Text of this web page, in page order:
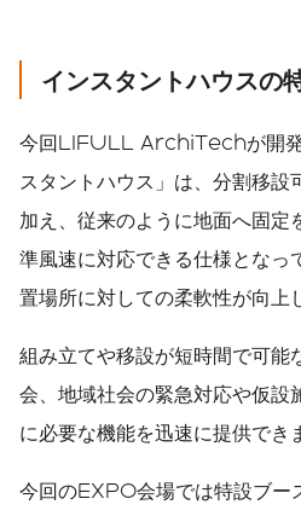
インスタントハウスの
今回LIFULL ArchiTechが開発
スタントハウス」は、分割移設
加え、従来のように地面へ固定
準風速に対応できる仕様となっ
置場所に対しての柔軟性が向上
組み立てや移設が短時間で可能
会、地域社会の緊急対応や仮設
に必要な機能を迅速に提供でき
今回のEXPO会場では特設ブー